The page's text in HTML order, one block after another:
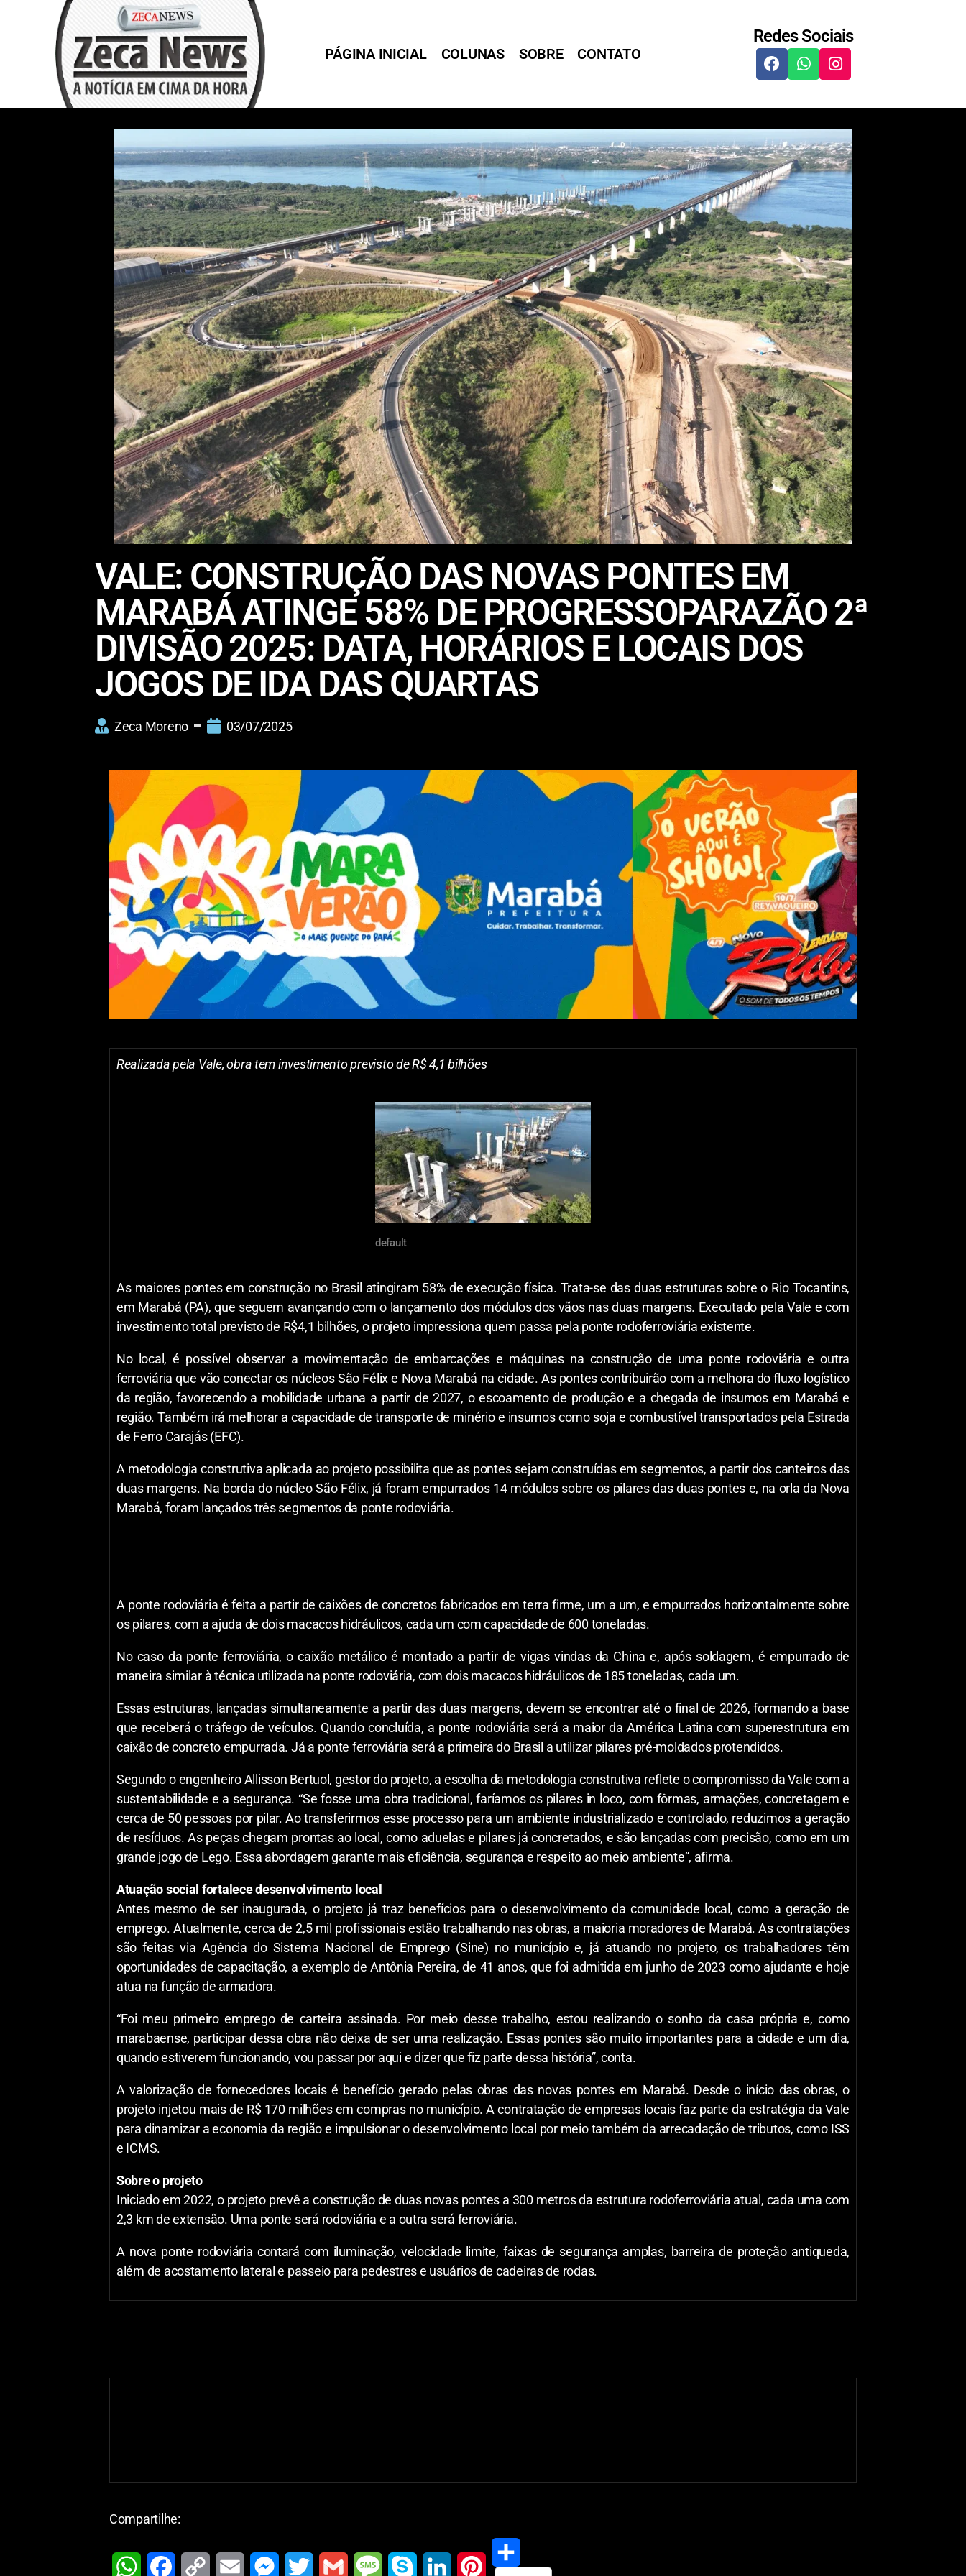
PÁGINA INICIAL COLUNAS SOBRE CONTATO
Redes Sociais
VALE: CONSTRUÇÃO DAS NOVAS PONTES EM
MARABÁ ATINGE 58% DE PROGRESSOPARAZÃO 2ª
DIVISÃO 2025: DATA, HORÁRIOS E LOCAIS DOS
JOGOS DE IDA DAS QUARTAS
Zeca Moreno 03/07/2025
Realizada pela Vale, obra tem investimento previsto de R$ 4,1 bilhões
default
As maiores pontes em construção no Brasil atingiram 58% de execução física. Trata-se das duas estruturas sobre o Rio Tocantins,
em Marabá (PA), que seguem avançando com o lançamento dos módulos dos vãos nas duas margens. Executado pela Vale e com
investimento total previsto de R$4,1 bilhões, o projeto impressiona quem passa pela ponte rodoferroviária existente.
No local, é possível observar a movimentação de embarcações e máquinas na construção de uma ponte rodoviária e outra
ferroviária que vão conectar os núcleos São Félix e Nova Marabá na cidade. As pontes contribuirão com a melhora do fluxo logístico
da região, favorecendo a mobilidade urbana a partir de 2027, o escoamento de produção e a chegada de insumos em Marabá e
região. Também irá melhorar a capacidade de transporte de minério e insumos como soja e combustível transportados pela Estrada
de Ferro Carajás (EFC).
A metodologia construtiva aplicada ao projeto possibilita que as pontes sejam construídas em segmentos, a partir dos canteiros das
duas margens. Na borda do núcleo São Félix, já foram empurrados 14 módulos sobre os pilares das duas pontes e, na orla da Nova
Marabá, foram lançados três segmentos da ponte rodoviária.
A ponte rodoviária é feita a partir de caixões de concretos fabricados em terra firme, um a um, e empurrados horizontalmente sobre
os pilares, com a ajuda de dois macacos hidráulicos, cada um com capacidade de 600 toneladas.
No caso da ponte ferroviária, o caixão metálico é montado a partir de vigas vindas da China e, após soldagem, é empurrado de
maneira similar à técnica utilizada na ponte rodoviária, com dois macacos hidráulicos de 185 toneladas, cada um.
Essas estruturas, lançadas simultaneamente a partir das duas margens, devem se encontrar até o final de 2026, formando a base
que receberá o tráfego de veículos. Quando concluída, a ponte rodoviária será a maior da América Latina com superestrutura em
caixão de concreto empurrada. Já a ponte ferroviária será a primeira do Brasil a utilizar pilares pré-moldados protendidos.
Segundo o engenheiro Allisson Bertuol, gestor do projeto, a escolha da metodologia construtiva reflete o compromisso da Vale com a
sustentabilidade e a segurança. “Se fosse uma obra tradicional, faríamos os pilares in loco, com fôrmas, armações, concretagem e
cerca de 50 pessoas por pilar. Ao transferirmos esse processo para um ambiente industrializado e controlado, reduzimos a geração
de resíduos. As peças chegam prontas ao local, como aduelas e pilares já concretados, e são lançadas com precisão, como em um
grande jogo de Lego. Essa abordagem garante mais eficiência, segurança e respeito ao meio ambiente”, afirma.
Atuação social fortalece desenvolvimento local
Antes mesmo de ser inaugurada, o projeto já traz benefícios para o desenvolvimento da comunidade local, como a geração de
emprego. Atualmente, cerca de 2,5 mil profissionais estão trabalhando nas obras, a maioria moradores de Marabá. As contratações
são feitas via Agência do Sistema Nacional de Emprego (Sine) no município e, já atuando no projeto, os trabalhadores têm
oportunidades de capacitação, a exemplo de Antônia Pereira, de 41 anos, que foi admitida em junho de 2023 como ajudante e hoje
atua na função de armadora.
“Foi meu primeiro emprego de carteira assinada. Por meio desse trabalho, estou realizando o sonho da casa própria e, como
marabaense, participar dessa obra não deixa de ser uma realização. Essas pontes são muito importantes para a cidade e um dia,
quando estiverem funcionando, vou passar por aqui e dizer que fiz parte dessa história”, conta.
A valorização de fornecedores locais é benefício gerado pelas obras das novas pontes em Marabá. Desde o início das obras, o
projeto injetou mais de R$ 170 milhões em compras no município. A contratação de empresas locais faz parte da estratégia da Vale
para dinamizar a economia da região e impulsionar o desenvolvimento local por meio também da arrecadação de tributos, como ISS
e ICMS.
Sobre o projeto
Iniciado em 2022, o projeto prevê a construção de duas novas pontes a 300 metros da estrutura rodoferroviária atual, cada uma com
2,3 km de extensão. Uma ponte será rodoviária e a outra será ferroviária.
A nova ponte rodoviária contará com iluminação, velocidade limite, faixas de segurança amplas, barreira de proteção antiqueda,
além de acostamento lateral e passeio para pedestres e usuários de cadeiras de rodas.
Compartilhe: